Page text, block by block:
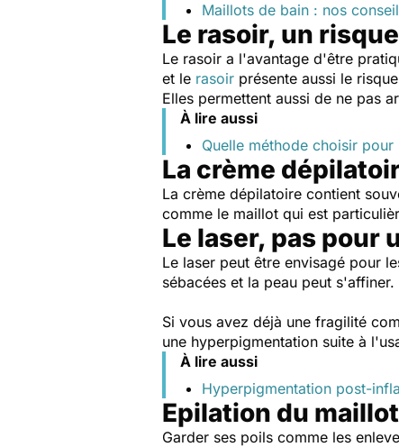
Maillots de bain : nos
Le rasoir, un
Le rasoir a l'avantage d'être
et le rasoir présente aussi le
Elles permettent aussi de ne pas
À lire aussi
Quelle méthode choisir
La crème
La crème dépilatoire contient
comme le maillot qui est
Le laser, pas pour
Le laser peut être envisagé pour
sébacées et la peau peut
Si vous avez déjà une fragilité
une hyperpigmentation suite à
À lire aussi
Hyperpigmentation post-
Epilation du
Garder ses poils comme les